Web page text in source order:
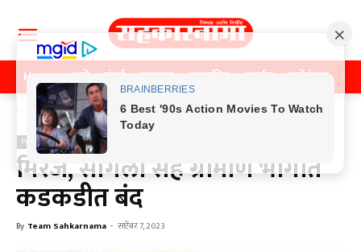
Home पुणे मुंबई महाराष्ट्र राजकीय क्राईम मनोरंजन
Home Previos News
Previos News
मिरज, सांगली सह ग्रामीण भागात
कडकडीत बंद
By Team Sahkarnama - सप्टेंबर 7, 2023